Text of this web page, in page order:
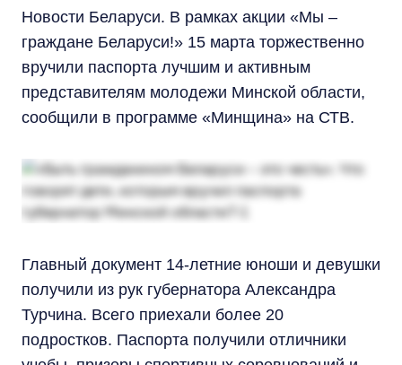
Новости Беларуси. В рамках акции «Мы –
граждане Беларуси!» 15 марта торжественно
вручили паспорта лучшим и активным
представителям молодежи Минской области,
сообщили в программе «Минщина» на СТВ.
Главный документ 14-летние юноши и девушки
получили из рук губернатора Александра
Турчина. Всего приехали более 20
подростков. Паспорта получили отличники